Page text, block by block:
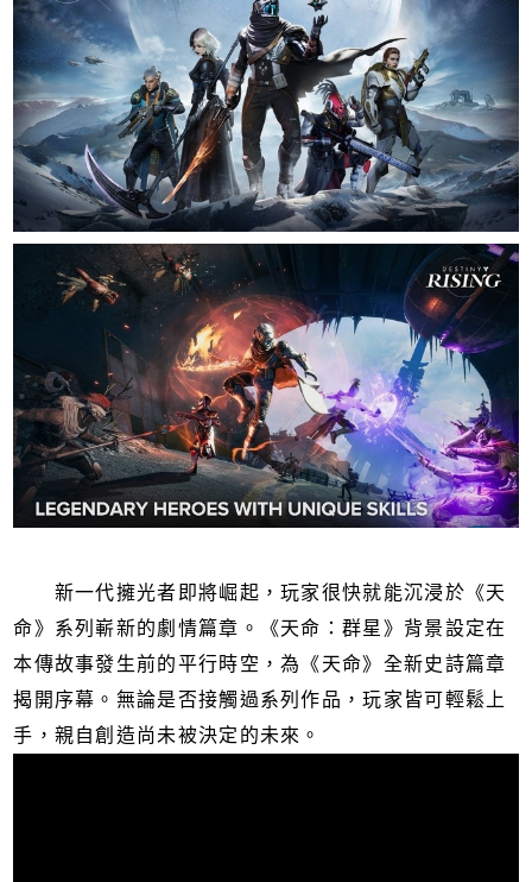
新一代擁光者即將崛起，玩家很快就能沉浸於《天
命》系列嶄新的劇情篇章。《天命：群星》背景設定在
本傳故事發生前的平行時空，為《天命》全新史詩篇章
揭開序幕。無論是否接觸過系列作品，玩家皆可輕鬆上
手，親自創造尚未被決定的未來。